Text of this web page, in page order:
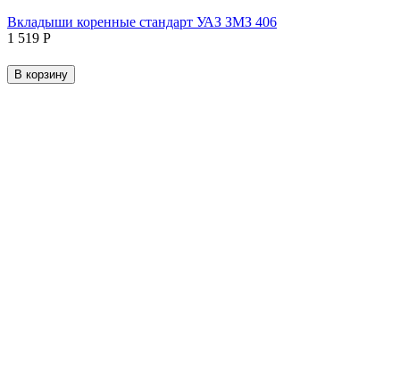
Вкладыши коренные стандарт УАЗ ЗМЗ 406
1 519 Р
В корзину